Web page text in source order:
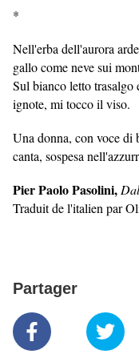
*
Nell'erba dell'aurora
gallo come neve sui
Sul bianco letto trasalgo
ignote, mi tocco il viso.
Una donna, con voce di
canta, sospesa
Pier Paolo Pasolini,
Traduit de l'italien par
Partager